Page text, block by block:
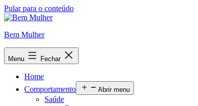
Pular para o conteúdo
Bem Mulher
Menu Fechar
Home
Comportamento
Abrir menu
Saúde